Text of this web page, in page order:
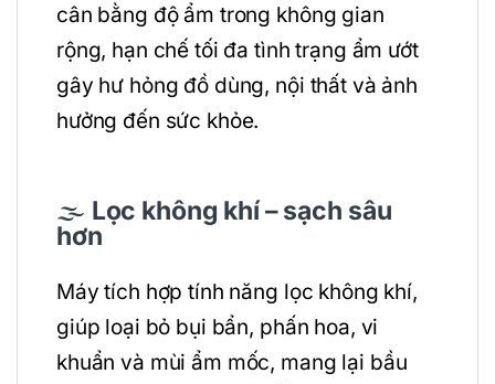
cân bằng độ ẩm trong không gian
rộng, hạn chế tối đa tình trạng ẩm ướt
gây hư hỏng đồ dùng, nội thất và ảnh
hưởng đến sức khỏe.
🌫️ Lọc không khí – sạch sâu
hơn
Máy tích hợp tính năng lọc không khí,
giúp loại bỏ bụi bẩn, phấn hoa, vi
khuẩn và mùi ẩm mốc, mang lại bầu